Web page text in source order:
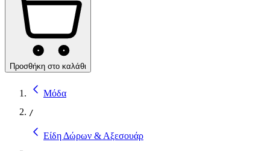
Προσθήκη στο καλάθι
Μόδα
/
Είδη Δώρων & Αξεσουάρ